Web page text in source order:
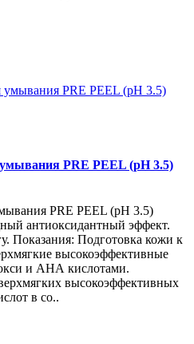
PRE PEEL (pH 3.5)
PRE PEEL (pH 3.5)
антиоксидантный эффект.
Показания: Подготовка кожи к
высокоэффективные
и АНА кислотами.
высокоэффективных
в со..